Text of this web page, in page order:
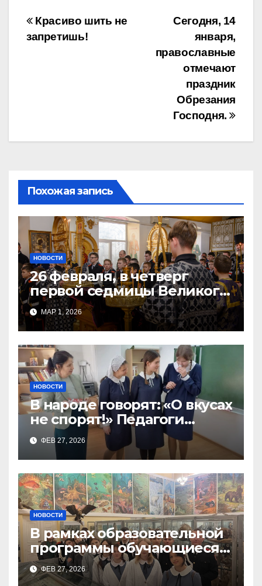
Навигация
по
Сегодня, 14
января,
православные
отмечают
праздник
Обрезания
Господня.
Красиво шить не
запретишь!
Похожая запись
НОВОСТИ
26 февраля, в четверг
первой седмицы Великого
Поста, в Свято-Никольском
храме состоялось Великое
МАР 1, 2026
НОВОСТИ
В народе говорят: «О вкусах
не спорят!» Педагоги
поварского отделения
Тимченко О.О.
ФЕВ 27, 2026
НОВОСТИ
В рамках образовательной
программы обучающиеся
9а,8,9б классов посетили
зоологический музей и
ФЕВ 27, 2026